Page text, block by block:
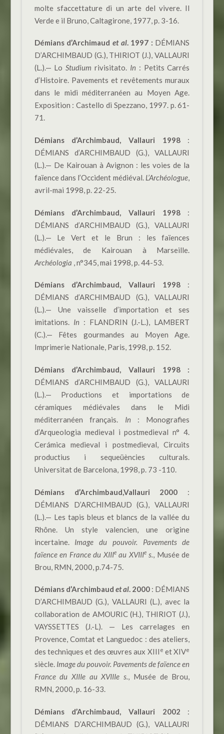
molte sfaccettature di un arte del vivere. Il
Verde e il Bruno, Caltagirone, 1977, p. 3-16.
Démians d’Archimaud et al.1997 : DÉMIANS
D’ARCHIMBAUD (G.), THIRIOT (J.), VALLAURI
(L.).— LoStudium rivisitato. In : Petits Carrés
d’Histoire. Pavements et revêtements muraux
dans le midi méditerranéen au Moyen Age.
Exposition : Castello di Spezzano, 1997. p. 61-
71.
Démians d’Archimbaud, Vallauri 1998 :
DÉMIANS d’ARCHIMBAUD (G.), VALLAURI
(L.).— De Kairouan à Avignon : les voies de la
faïence dans l’Occident médiéval. L’Archéologue,
avril-mai 1998, p. 22-25.
Démians d’Archimbaud, Vallauri 1998 :
DÉMIANS d’ARCHIMBAUD (G.), VALLAURI
(L.).— Le Vert et le Brun : les faïences
médiévales, de Kairouan à Marseille.
Archéologia , n°345, mai 1998, p. 44-53.
Démians d’Archimbaud, Vallauri 1998 :
DÉMIANS d’ARCHIMBAUD (G.), VALLAURI
(L.).— Une vaisselle d’importation et ses
imitations. In : FLANDRIN (J.-L.), LAMBERT
(C.).— Fêtes gourmandes au Moyen Age.
Imprimerie Nationale, Paris, 1998, p. 152.
Démians d’Archimbaud, Vallauri 1998 :
DÉMIANS d’ARCHIMBAUD (G.), VALLAURI
(L.).— Productions et importations de
céramiques médiévales dans le Midi
méditerranéen français. In : Monografies
d’Arqueologia medieval i postmedieval n° 4.
Cerámica medieval i postmedieval, Circuits
productius i sequeüències culturals.
Universitat de Barcelona, 1998, p. 73 -110.
Démians d’Archimbaud,Vallauri 2000 :
DÉMIANS D’ARCHIMBAUD (G.), VALLAURI
(L.).— Les tapis bleus et blancs de la vallée du
Rhône. Un style valencien, une origine
incertaine. Image du pouvoir. Pavements de
faïence en France du XIIIeau XVIIIes., Musée de
Brou, RMN, 2000, p.74-75.
Démians d’Archimbaud et al. 2000 : DÉMIANS
D’ARCHIMBAUD (G.), VALLAURI (L.), avec la
collaboration de AMOURIC (H.), THIRIOT (J.),
VAYSSETTES (J.-L). — Les carrelages en
Provence, Comtat et Languedoc : des ateliers,
des techniques et des œuvres aux XIII e et XIVe
siècle.Image du pouvoir. Pavements de faïence en
France du XIIIe au XVIIIe s., Musée de Brou,
RMN, 2000, p. 16-33.
Démians d’Archimbaud, Vallauri 2002 :
DÉMIANS D’ARCHIMBAUD (G.), VALLAURI